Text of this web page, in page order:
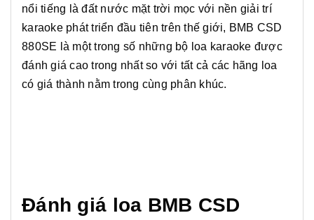
nổi tiếng là đất nước mặt trời mọc với nền giải trí
karaoke phát triển đầu tiên trên thế giới, BMB CSD
880SE là một trong số những bộ loa karaoke được
đánh giá cao trong nhất so với tất cả các hãng loa
có giá thành nằm trong cùng phân khúc.
Đánh giá loa BMB CSD